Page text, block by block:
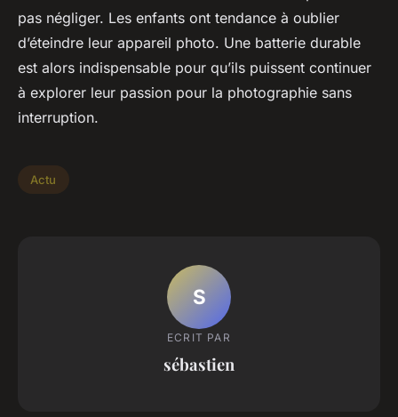
pas négliger. Les enfants ont tendance à oublier
d’éteindre leur appareil photo. Une batterie durable
est alors indispensable pour qu’ils puissent continuer
à explorer leur passion pour la photographie sans
interruption.
Actu
S
ECRIT PAR
sébastien